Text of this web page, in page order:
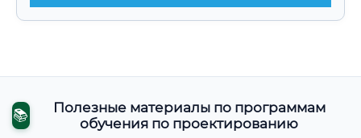
📚
Полезные материалы по программам
обучения по проектированию